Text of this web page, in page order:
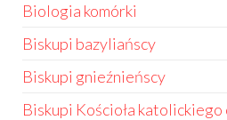
Biologia komórki
Biskupi bazyliańscy
Biskupi gnieźnieńscy
Biskupi Kościoła